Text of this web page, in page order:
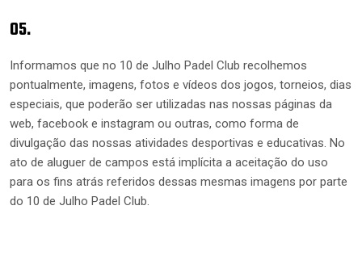
05.
Informamos que no 10 de Julho Padel Club recolhemos
pontualmente, imagens, fotos e vídeos dos jogos, torneios, dias
especiais, que poderão ser utilizadas nas nossas páginas da
web, facebook e instagram ou outras, como forma de
divulgação das nossas atividades desportivas e educativas. No
ato de aluguer de campos está implícita a aceitação do uso
para os fins atrás referidos dessas mesmas imagens por parte
do 10 de Julho Padel Club.